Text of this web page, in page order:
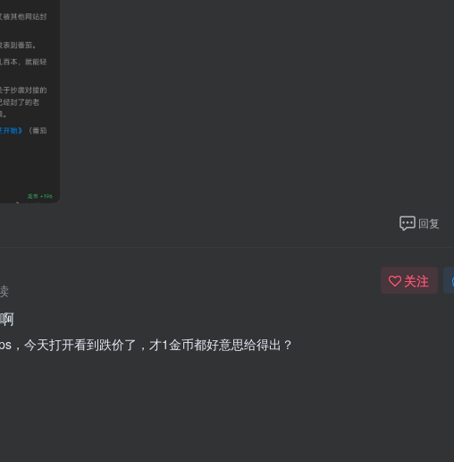
回复
关注
，今天打开看到跌价了，才1金币都好意思给得出？